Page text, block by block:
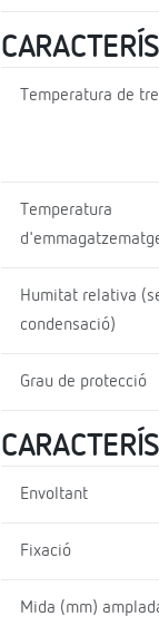
Temperatura de
Temperatura
Humitat relativa
condensació)
Grau de protecció
Envoltant
Fixació
Mida (mm)